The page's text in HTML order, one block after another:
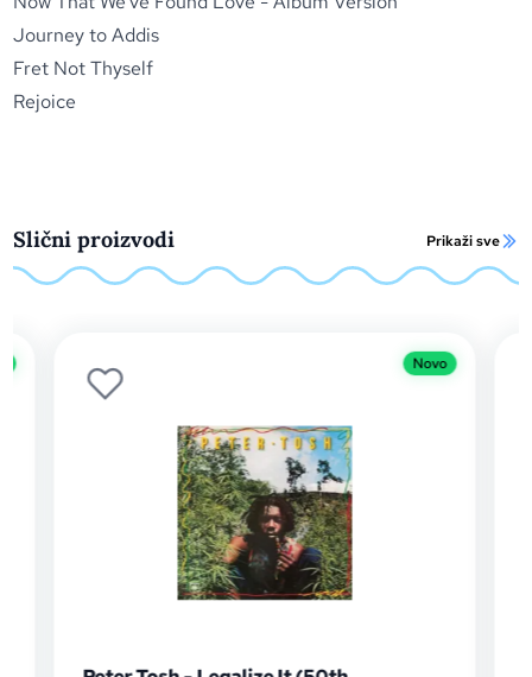
Journey to Addis
Fret Not Thyself
Rejoice
Slični proizvodi Prikaži sve
Novo